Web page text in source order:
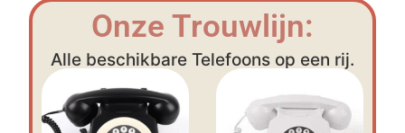
Onze Trouwlijn:
Alle beschikbare Telefoons op een rij.